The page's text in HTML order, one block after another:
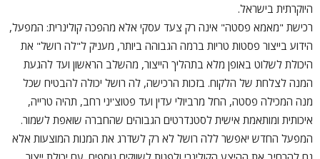
היוקרתית בישראל.
רכישת "מאמא פסטה" אינה רק צעד עסקי אלא מהפכה קולינרית: המפעל,
הידוע בייצור פסטות טריות ברמה הגבוהה ביותר, מעניק ל"לה רושל" את
היכולת לשלוט באופן מלא בתהליך הייצור, מהשלב הראשון ועד להגעת
המנה לצלחת של הלקוח. בזכות הרכישה, לה רושל יכולה להבטיח שכל
מנה המכילה פסטה, החל מרביולי עדין ועד פטוצ'יני רחב, תהיה טרייה,
איכותית ומותאמת אישית לסטנדרטים הגבוהים שהחברה שואפת לשמור.
המפעל החדש יאפשר ללה רושל לא רק לשדרג את המנות המוצעות אלא